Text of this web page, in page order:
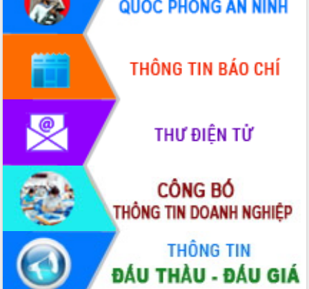
hiện nhiệm vụ quản lý tài sản công
hàng tuần
Tháo gỡ những vướng mắc, đẩy mạnh
công tác cải cách thủ tục hành chính
tại Trung tâm Phục vụ hành chính
công tỉnh
Đắk Lắk: Tôn vinh 46 giải pháp tại Hội
thi Sáng tạo Kỹ thuật 2024 - 2025
Đắk Lắk rà soát, điều chỉnh Đề án 190
về phát triển nuôi trồng thủy sản
Phó Chủ tịch UBND tỉnh Đắk Lắk
Trương Công Thái kiểm tra thực địa
Dự án cao tốc Khánh Hòa - Buôn Ma
Thuột
Định vị cà phê Việt Nam như một “di
sản sống” trong dòng chảy toàn cầu
Xây dựng nông thôn mới: Nâng cao đời
sống người dân từ những mô hình thiết
thực